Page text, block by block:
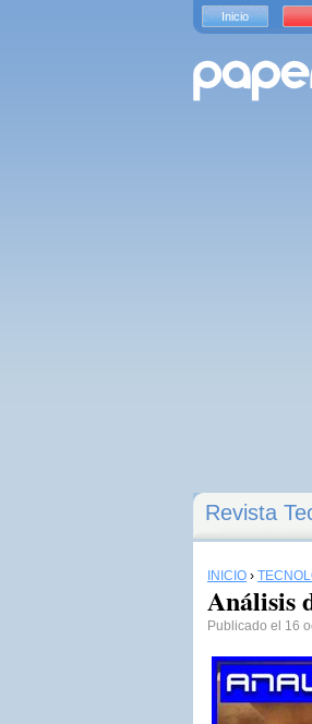
Revista
INICIO ›
Análisis
Publicado el 16
Inicio